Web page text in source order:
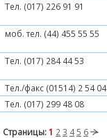
Тел. (017) 226 91 91
моб. тел. (44) 455 55 55
Тел. (017) 284 44 53
Тел./факс (01514) 2 54 04
Тел. (017) 299 48 08
Страницы: 1 2 3 45 6